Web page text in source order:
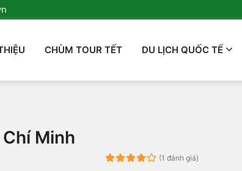
CHÙM TOUR TẾT DU LỊCH QUỐC TẾ
Minh
(1 đánh giá)